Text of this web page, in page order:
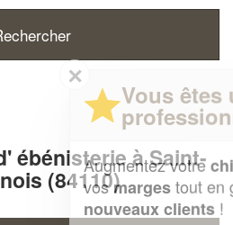
ébénisterie à Saint-
(84110)
êtes un
?
votrechiffre d'affaireset
tout en gagnant de